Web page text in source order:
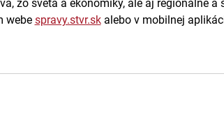
zo sveta a ekonomiky, ale aj regionálne a
webe spravy.stvr.skalebo v mobilnej